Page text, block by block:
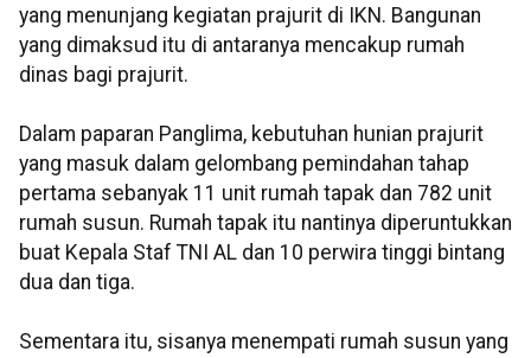
yang menunjang kegiatan prajurit di IKN. Bangunan
yang dimaksud itu di antaranya mencakup rumah
dinas bagi prajurit.
Dalam paparan Panglima, kebutuhan hunian prajurit
yang masuk dalam gelombang pemindahan tahap
pertama sebanyak 11 unit rumah tapak dan 782 unit
rumah susun. Rumah tapak itu nantinya diperuntukkan
buat Kepala Staf TNI AL dan 10 perwira tinggi bintang
dua dan tiga.
Sementara itu, sisanya menempati rumah susun yang